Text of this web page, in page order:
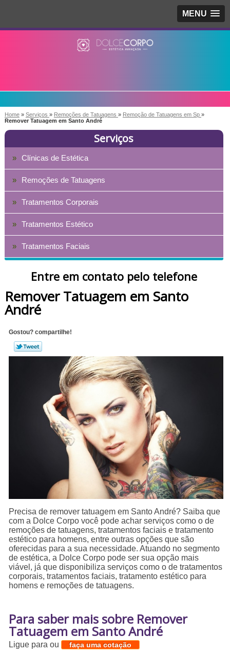
MENU
Home » Serviços » Remoções de Tatuagens » Remoção de Tatuagens em Sp »
Remover Tatuagem em Santo André
Serviços
Clínicas de Estética
Remoções de Tatuagens
Tratamentos Corporais
Tratamentos Estético
Tratamentos Faciais
Entre em contato pelo telefone
Remover Tatuagem em Santo
André
Gostou? compartilhe!
Precisa de remover tatuagem em Santo André? Saiba que
com a Dolce Corpo você pode achar serviços como o de
remoções de tatuagens, tratamentos faciais e tratamento
estético para homens, entre outras opções que são
oferecidas para a sua necessidade. Atuando no segmento
de estética, a Dolce Corpo pode ser sua opção mais
viável, já que disponibiliza serviços como o de tratamentos
corporais, tratamentos faciais, tratamento estético para
homens e remoções de tatuagens.
Para saber mais sobre Remover
Tatuagem em Santo André
Ligue paraou faça uma cotação